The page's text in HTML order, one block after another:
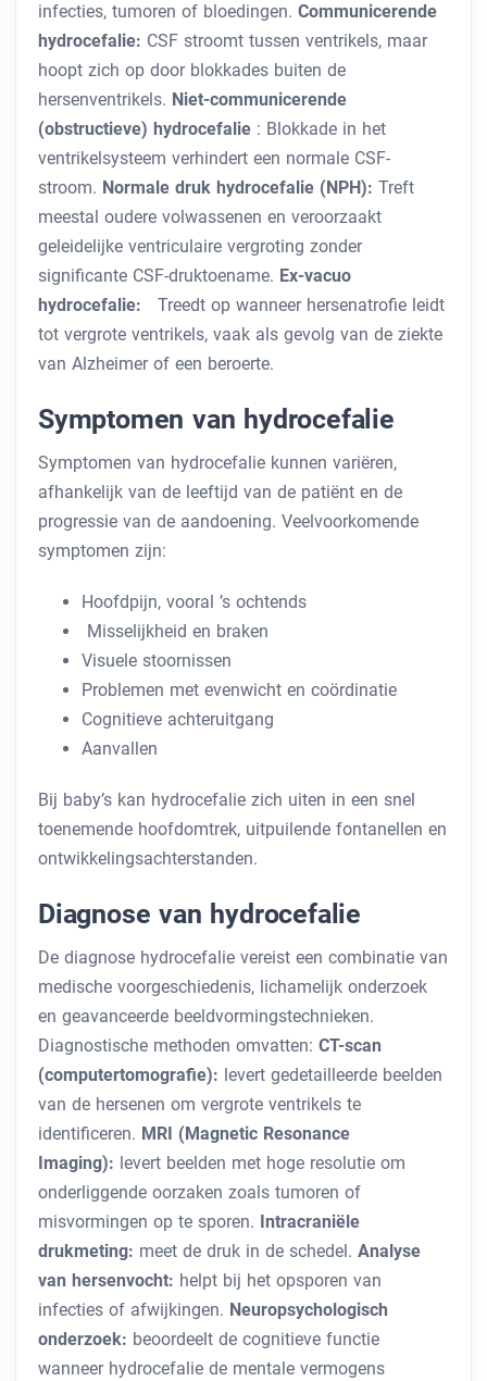
infecties, tumoren of bloedingen. Communicerende
hydrocefalie: CSF stroomt tussen ventrikels, maar
hoopt zich op door blokkades buiten de
hersenventrikels. Niet-communicerende
(obstructieve) hydrocefalie : Blokkade in het
ventrikelsysteem verhindert een normale CSF-
stroom. Normale druk hydrocefalie (NPH): Treft
meestal oudere volwassenen en veroorzaakt
geleidelijke ventriculaire vergroting zonder
significante CSF-druktoename. Ex-vacuo
hydrocefalie:
Treedt op wanneer hersenatrofie leidt
tot vergrote ventrikels, vaak als gevolg van de ziekte
van Alzheimer of een beroerte.
Symptomen van hydrocefalie
Symptomen van hydrocefalie kunnen variëren,
afhankelijk van de leeftijd van de patiënt en de
progressie van de aandoening. Veelvoorkomende
symptomen zijn:
Hoofdpijn, vooral ’s ochtends
Misselijkheid en braken
Visuele stoornissen
Problemen met evenwicht en coördinatie
Cognitieve achteruitgang
Aanvallen
Bij baby’s kan hydrocefalie zich uiten in een snel
toenemende hoofdomtrek, uitpuilende fontanellen en
ontwikkelingsachterstanden.
Diagnose van hydrocefalie
De diagnose hydrocefalie vereist een combinatie van
medische voorgeschiedenis, lichamelijk onderzoek
en geavanceerde beeldvormingstechnieken.
Diagnostische methoden omvatten: CT-scan
(computertomografie): levert gedetailleerde beelden
van de hersenen om vergrote ventrikels te
identificeren. MRI (Magnetic Resonance
Imaging): levert beelden met hoge resolutie om
onderliggende oorzaken zoals tumoren of
misvormingen op te sporen. Intracraniële
drukmeting: meet de druk in de schedel. Analyse
van hersenvocht: helpt bij het opsporen van
infecties of afwijkingen. Neuropsychologisch
onderzoek: beoordeelt de cognitieve functie
wanneer hydrocefalie de mentale vermogens